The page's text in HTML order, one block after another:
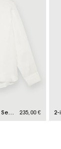
Weiße Hemdbluse aus Seide 235,00 €